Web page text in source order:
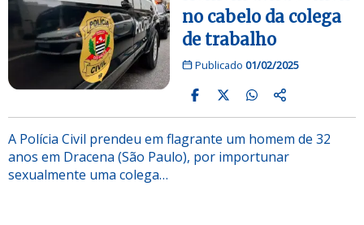
no cabelo da colega
de trabalho
Publicado 01/02/2025
A Polícia Civil prendeu em flagrante um homem de 32
anos em Dracena (São Paulo), por importunar
sexualmente uma colega…